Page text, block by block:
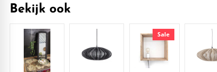
Bekijk ook
Sale